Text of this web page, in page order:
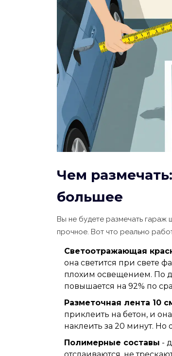
Чем
большее
Вы не будете размечать гараж
прочное. Вот что реально
Светоотражающая
она светится при свете
плохим освещением. По
повышается на 92% по
Разметочная лента 10
приклеить на бетон, и
наклеить за 20 минут. Но
Полимерные составы -
отслаиваются, не